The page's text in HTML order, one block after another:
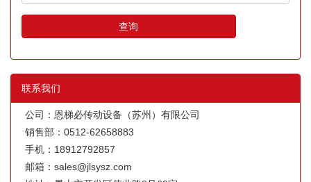
查询
联系我们
公司：恩梯必传动设备（苏州）有限公司
销售部：0512-62658883
手机：18912792857
邮箱：sales@jlsysz.com